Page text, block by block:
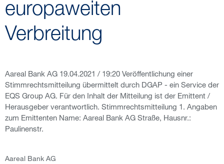
europaweiten
Verbreitung
Aareal Bank AG 19.04.2021 / 19:20 Veröffentlichung einer
Stimmrechtsmitteilung übermittelt durch DGAP - ein Service der
EQS Group AG. Für den Inhalt der Mitteilung ist der Emittent /
Herausgeber verantwortlich. Stimmrechtsmitteilung 1. Angaben
zum Emittenten Name: Aareal Bank AG Straße, Hausnr.:
Paulinenstr.
Aareal Bank AG